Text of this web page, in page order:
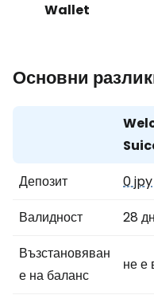
Wallet
Основни
Депозит 0 jpy
Валидност
28
Възстановяван
е на баланс
не е